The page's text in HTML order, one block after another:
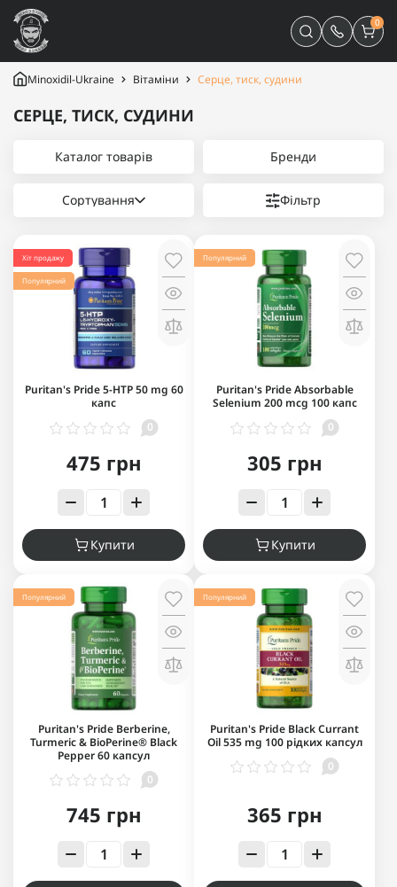
0
Minoxidil-Ukraine Вітаміни Серце, тиск, судини
СЕРЦЕ, ТИСК, СУДИНИ
Каталог товарів Бренди
Сортування Фільтр
Хіт продажу
Популярний
Puritan's Pride 5-HTP 50 mg 60
капс
0
475 грн
Купити
Популярний
Puritan's Pride Absorbable
Selenium 200 mcg 100 капс
0
305 грн
Купити
Популярний
Puritan's Pride Berberine,
Turmeric & BioPerine® Black
Pepper 60 капсул
0
745 грн
Популярний
Puritan's Pride Black Currant
Oil 535 mg 100 рідких капсул
0
365 грн